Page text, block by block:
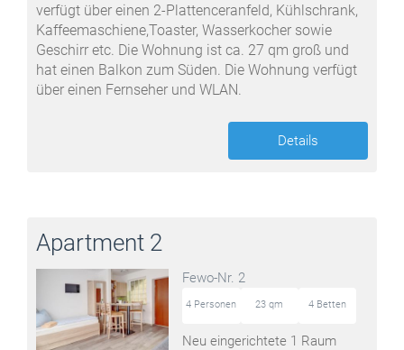
verfügt über einen 2-Plattenceranfeld, Kühlschrank,
Kaffeemaschiene,Toaster, Wasserkocher sowie
Geschirr etc. Die Wohnung ist ca. 27 qm groß und
hat einen Balkon zum Süden. Die Wohnung verfügt
über einen Fernseher und WLAN.
Details
Apartment 2
Fewo-Nr. 2
4 Personen 23 qm 4 Betten
Neu eingerichtete 1 Raum